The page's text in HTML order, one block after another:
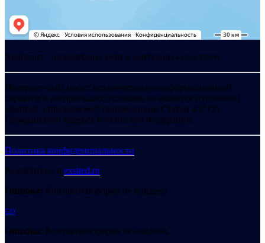
Хелпсант - инженерные сети и сантехника под ключ
Интернет-сайт носит исключительно информационный
характер и ни при каких условиях не является публичной
офертой, определяемой положениями Статьи 437 (2)
Гражданского кодекса Российской Федерации.
Политика конфиденциальности
Разработано в exsited.ru
Ошибка: Контактная форма не найдена.
GO
Ошибка: Контактная форма не найдена.